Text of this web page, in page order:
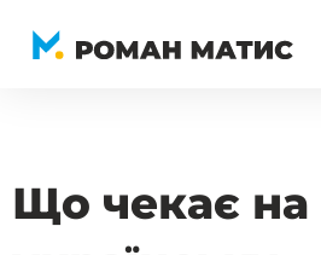
Перейти
Що чекає на